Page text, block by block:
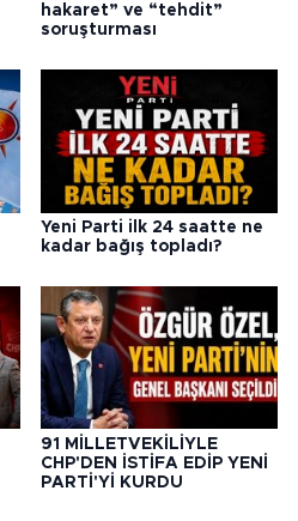
hakaret” ve “tehdit”
soruşturması
Yeni Parti ilk 24 saatte ne
kadar bağış topladı?
91 MİLLETVEKİLİYLE
CHP'DEN İSTİFA EDİP YENİ
PARTİ'Yİ KURDU